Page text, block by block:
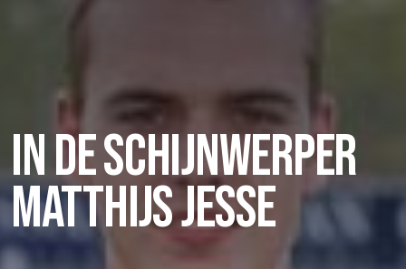
Jeugd
Senioren
Clubinfo
Nieuwsoverzicht
Sponsoring
IN DE SCHIJNWERPER
MATTHIJS JESSE